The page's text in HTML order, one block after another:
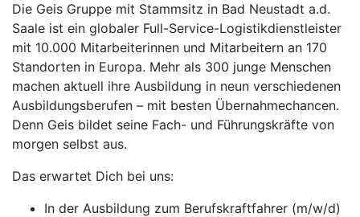
Die Geis Gruppe mit Stammsitz in Bad Neustadt a.d.
Saale ist ein globaler Full-Service-Logistikdienstleister
mit 10.000 Mitarbeiterinnen und Mitarbeitern an 170
Standorten in Europa. Mehr als 300 junge Menschen
machen aktuell ihre Ausbildung in neun verschiedenen
Ausbildungsberufen – mit besten Übernahmechancen.
Denn Geis bildet seine Fach- und Führungskräfte von
morgen selbst aus.
Das erwartet Dich bei uns:
In der Ausbildung zum Berufskraftfahrer (m/w/d)